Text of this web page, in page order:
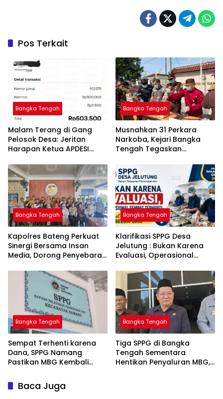
Pos Terkait
Bangka Tengah
Malam Terang di Gang
Pelosok Desa: Jeritan
Harapan Ketua APDESI
Babel
Bangka Tengah
Musnahkan 31 Perkara
Narkoba, Kejari Bangka
Tengah Tegaskan
Kejahatan Hingga Tuntas
Bangka Tengah
‎Kapolres Bateng Perkuat
Sinergi Bersama Insan
Media, Dorong Penyebaran
Layanan Polri 110
Bangka Tengah
‎Klarifikasi SPPG Desa
Jelutung : Bukan Karena
Evaluasi, Operasional
Dana Banper Belum Cair
Bangka Tengah
‎Sempat Terhenti karena
Dana, SPPG Namang
Pastikan MBG Kembali
Bangka Tengah
‎Tiga SPPG di Bangka
Tengah Sementara
Hentikan Penyaluran MBG,
Baca Juga